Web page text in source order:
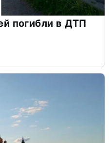
погибли в ДТП